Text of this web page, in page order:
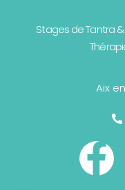
Stages de Tantra
Aix